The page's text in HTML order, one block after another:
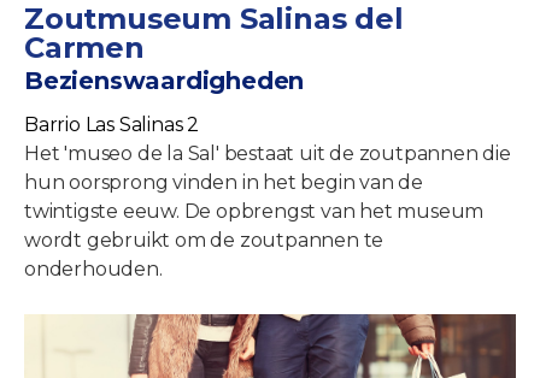
Zoutmuseum Salinas del
Carmen
Bezienswaardigheden
Barrio Las Salinas 2
Het 'museo de la Sal' bestaat uit de zoutpannen die
hun oorsprong vinden in het begin van de
twintigste eeuw. De opbrengst van het museum
wordt gebruikt om de zoutpannen te
onderhouden.